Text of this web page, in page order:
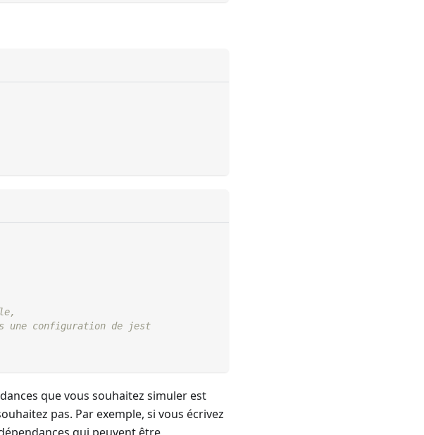
une configuration de jest
que vous souhaitez simuler est
pas. Par exemple, si vous écrivez